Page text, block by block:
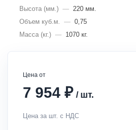
Высота (мм.) — 220 мм.
Объем куб.м. — 0,75
Масса (кг.) — 1070 кг.
Цена от
7 954 ₽ / шт.
Цена за шт. с НДС